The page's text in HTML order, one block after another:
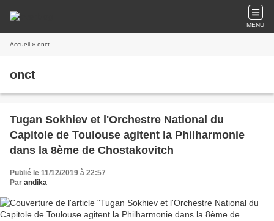
MENU
Accueil » onct
onct
Tugan Sokhiev et l'Orchestre National du
Capitole de Toulouse agitent la Philharmonie
dans la 8ème de Chostakovitch
Publié le 11/12/2019 à 22:57
Par andika